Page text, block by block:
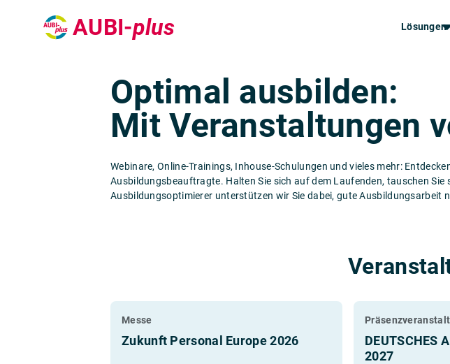
AUBI-plus Lösungen
Employer
Optimal ausbilden:
Mit Veranstaltungen
Webinare, Online-Trainings, Inhouse-Schulungen und vieles mehr:
Ausbildungsbeauftragte. Halten Sie sich auf dem Laufenden, tauschen
Ausbildungsoptimierer unterstützen wir Sie dabei, gute Ausbildungsarbeit
Messe
Zukunft Personal Europe 2026
DEUTSCHES
2027